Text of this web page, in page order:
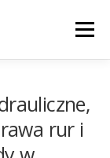
Menu
I OKOLICE
rur i